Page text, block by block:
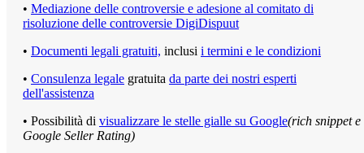
• Mediazione delle controversie e adesione al comitato di
risoluzione delle controversie DigiDispuut
• Documenti legali gratuiti, inclusi i termini e le condizioni
• Consulenza legale gratuita da parte dei nostri esperti
dell'assistenza
• Possibilità di visualizzare le stelle gialle su Google(rich snippet e
Google Seller Rating)